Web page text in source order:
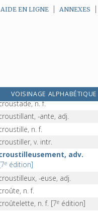
AIDE EN LIGNE ANNEXES
VOISINAGE ALPHABÉTIQUE
croupon, n. m.
n. f.
-ante, adj.
n. f.
v. intr.
adv.
e édition]
-euse, adj.
n. f.
n. f. [7e édition]